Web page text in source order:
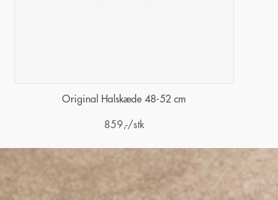
Original Halskæde 48-52 cm
859 ,-/stk